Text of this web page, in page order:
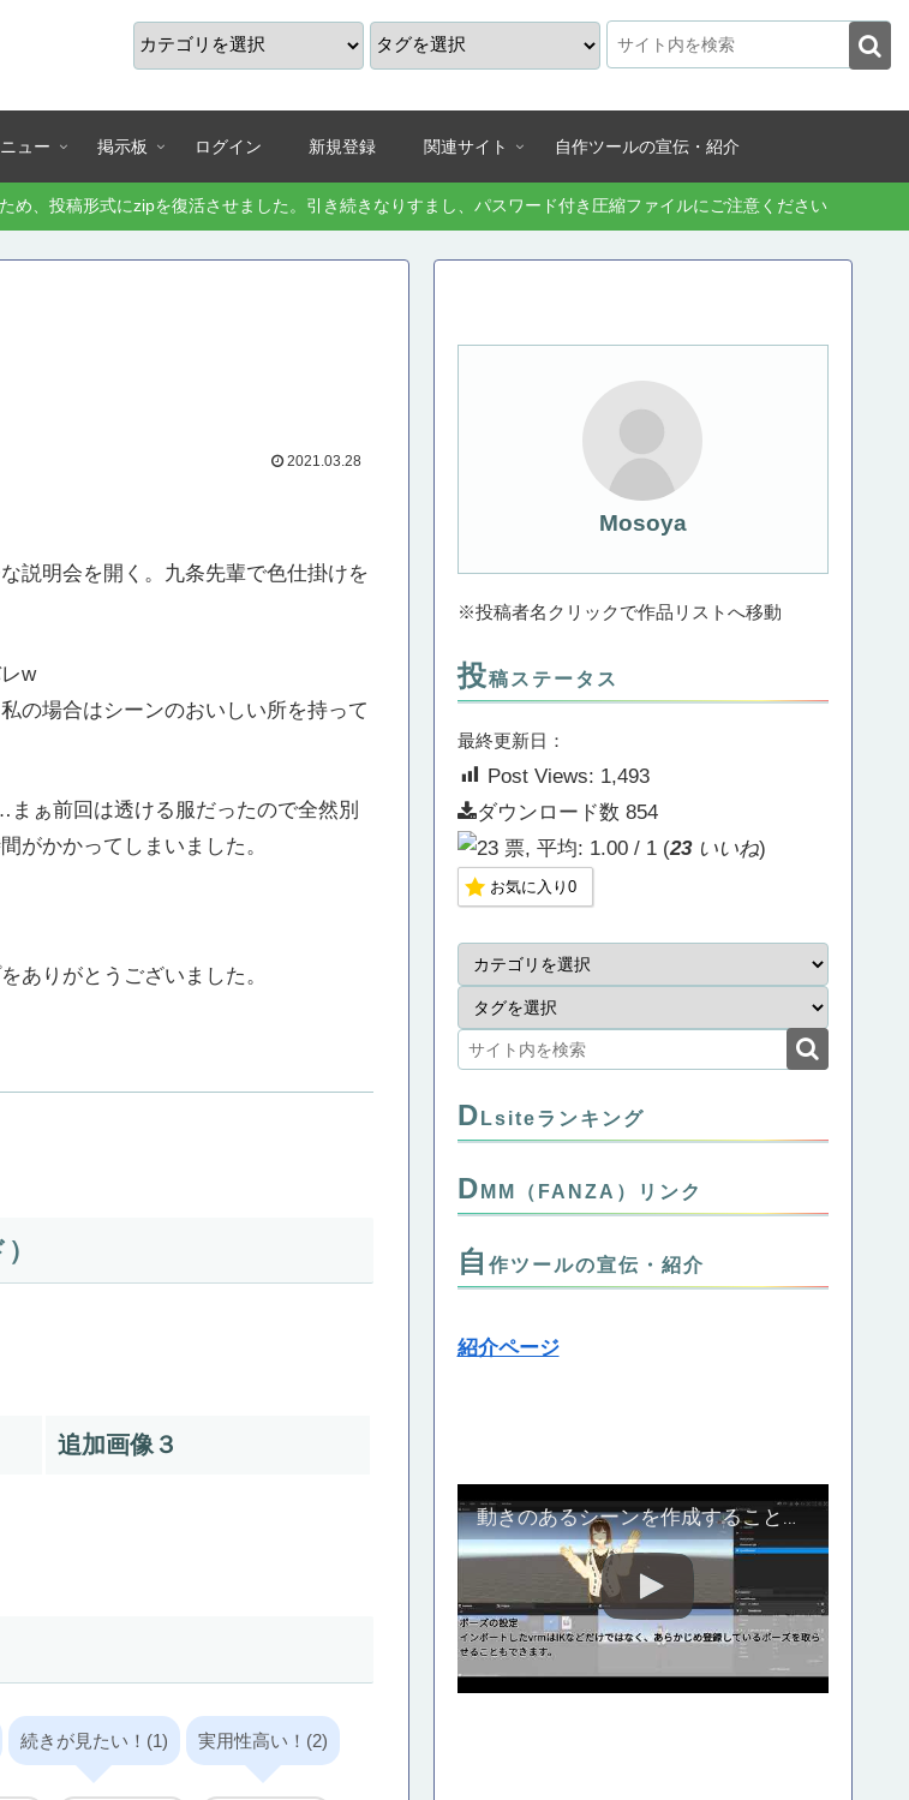
ュー 掲示板 ログイン 新規登録 関連サイト 自作ツールの宣伝・紹介
め、投稿形式にzipを復活させました。引き続きなりすまし、パスワード付き圧縮ファイルにご注意ください
2021.03.28
説明会を開く。九条先輩で色仕掛けを
w
の場合はシーンのおいしい所を持って
ぁ前回は透ける服だったので全然別
がかかってしまいました。
ありがとうございました。
追加画像３
続きが見たい！(1) 実用性高い！(2)
Mosoya
※投稿者名クリックで作品リストへ移動
投稿ステータス
最終更新日：
Post Views: 1,493
ダウンロード数 854
(23いいね)
お気に入り0
D Lsiteランキング
D MM（FANZA）リンク
自 作ツールの宣伝・紹介
紹介ページ
動きのあるシーンを作成することのできる自作の３Dスタジオツール、Crend紹介動画_Part1